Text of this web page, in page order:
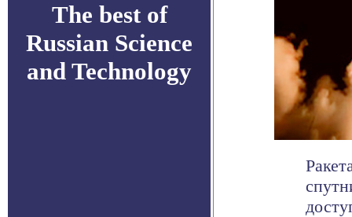
The best of
Russian Science
and Technology